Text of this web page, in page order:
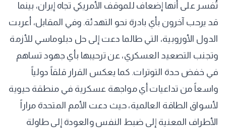
تُفسر على أنها إضعاف للموقف الأمريكي تجاه إيران، بينما
قد يرحب آخرون بأي بادرة نحو التهدئة. وفي المقابل، أعربت
الدول الأوروبية، التي طالما دعت إلى حل دبلوماسي للأزمة
وتجنب التصعيد العسكري، عن ترحيبها بأي جهود تساهم
في خفض حدة التوترات. كما يعكس القرار قلقاً دولياً
واسعاً من تداعيات أي مواجهة عسكرية في منطقة حيوية
لأسواق الطاقة العالمية، حيث دعت الأمم المتحدة مراراً
الأطراف المعنية إلى ضبط النفس والعودة إلى طاولة